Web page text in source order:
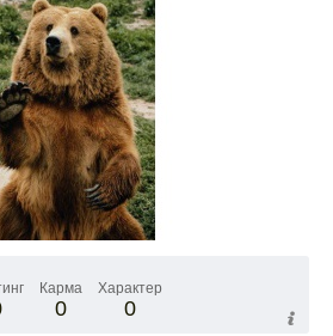
Карма
0
Характер
0